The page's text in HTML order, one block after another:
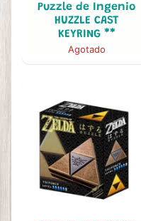
Puzzle de Ingenio
HUZZLE CAST
KEYRING **
Agotado